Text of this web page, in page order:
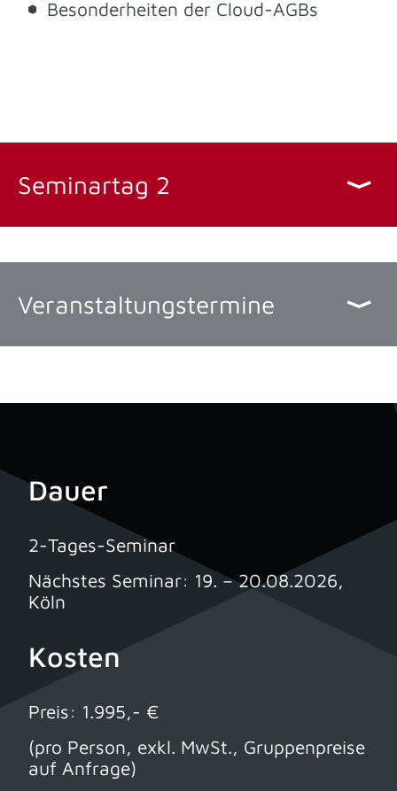
Besonderheiten der Cloud-AGBs
Seminartag 2
Veranstaltungstermine
Dauer
2-Tages-Seminar
Nächstes Seminar: 19. – 20.08.2026,
Köln
Kosten
Preis: 1.995,- €
(pro Person, exkl. MwSt., Gruppenpreise
auf Anfrage)